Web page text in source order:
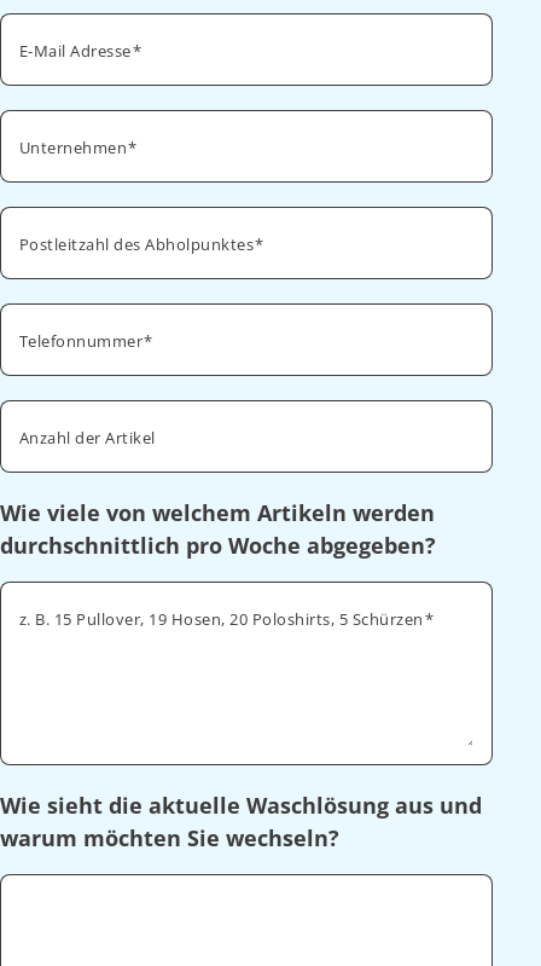
E-Mail Adresse
Unternehmen
Postleitzahl des Abholpunktes
Telefonnummer
Anzahl der Artikel
Wie viele von welchem Artikeln werden
durchschnittlich pro Woche abgegeben?
z. B. 15 Pullover, 19 Hosen, 20 Poloshirts, 5 Schürzen
Wie sieht die aktuelle Waschlösung aus und
warum möchten Sie wechseln?